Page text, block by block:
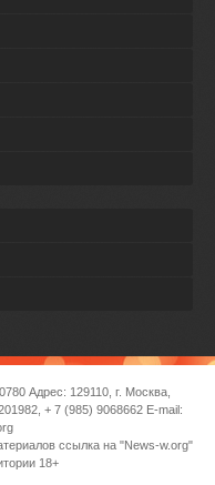
Адрес: 129110, г. Москва,
+ 7 (985) 9068662 E-mail:
ссылка на "News-w.org"
18+